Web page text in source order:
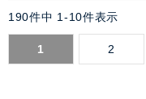
190件中 1 -10件表示
1 2